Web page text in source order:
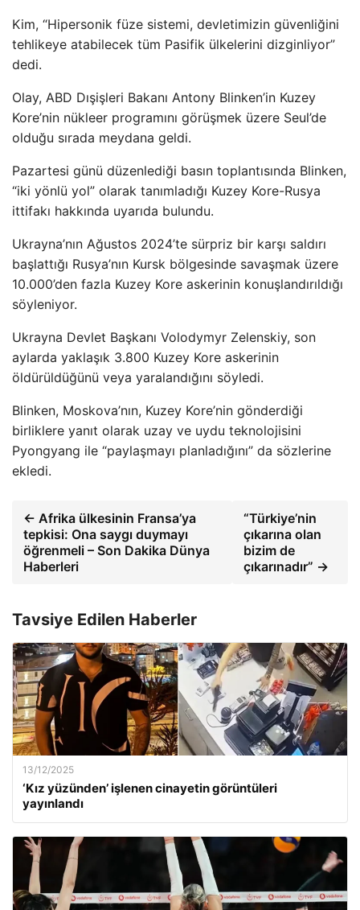
Kim, “Hipersonik füze sistemi, devletimizin güvenliğini
tehlikeye atabilecek tüm Pasifik ülkelerini dizginliyor”
dedi.
Olay, ABD Dışişleri Bakanı Antony Blinken’in Kuzey
Kore’nin nükleer programını görüşmek üzere Seul’de
olduğu sırada meydana geldi.
Pazartesi günü düzenlediği basın toplantısında Blinken,
“iki yönlü yol” olarak tanımladığı Kuzey Kore-Rusya
ittifakı hakkında uyarıda bulundu.
Ukrayna’nın Ağustos 2024’te sürpriz bir karşı saldırı
başlattığı Rusya’nın Kursk bölgesinde savaşmak üzere
10.000’den fazla Kuzey Kore askerinin konuşlandırıldığı
söyleniyor.
Ukrayna Devlet Başkanı Volodymyr Zelenskiy, son
aylarda yaklaşık 3.800 Kuzey Kore askerinin
öldürüldüğünü veya yaralandığını söyledi.
Blinken, Moskova’nın, Kuzey Kore’nin gönderdiği
birliklere yanıt olarak uzay ve uydu teknolojisini
Pyongyang ile “paylaşmayı planladığını” da sözlerine
ekledi.
← Afrika ülkesinin Fransa’ya
tepkisi: Ona saygı duymayı
öğrenmeli – Son Dakika Dünya
Haberleri
“Türkiye’nin
çıkarına olan
bizim de
çıkarınadır” →
Tavsiye Edilen Haberler
13/12/2025
‘Kız yüzünden’ işlenen cinayetin görüntüleri
yayınlandı